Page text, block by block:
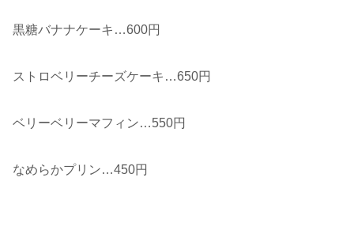
黒糖バナナケーキ…600円
ストロベリーチーズケーキ…650円
ベリーベリーマフィン…550円
なめらかプリン…450円